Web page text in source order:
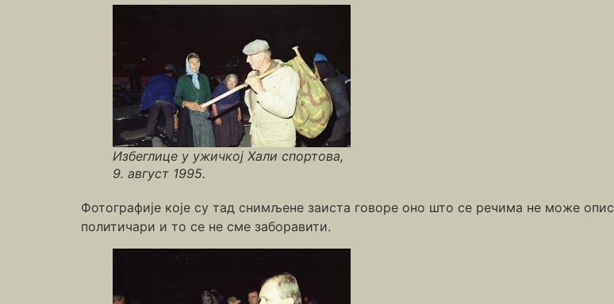
Избеглице у ужичкој Хали спортова,
9. август 1995.
Фотографије које су тад снимљене заиста говоре оно што се речима не може
политичари и то се не сме заборавити.